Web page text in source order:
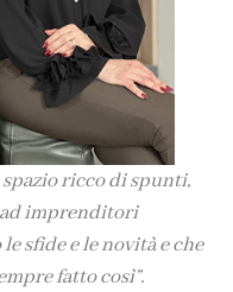
ricco di spunti,
imprenditori
sfide e le novità e che
fatto così”.